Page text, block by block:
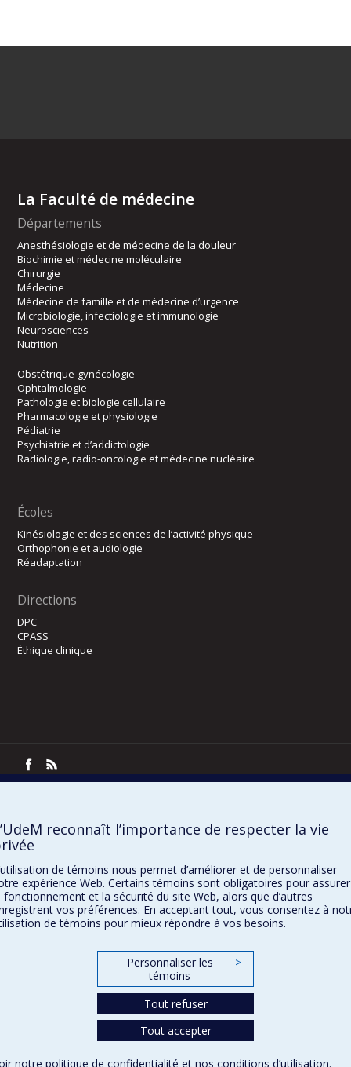
La Faculté de médecine
Départements
Anesthésiologie et de médecine de la douleur
Biochimie et médecine moléculaire
Chirurgie
Médecine
Médecine de famille et de médecine d’urgence
Microbiologie, infectiologie et immunologie
Neurosciences
Nutrition
Obstétrique-gynécologie
Ophtalmologie
Pathologie et biologie cellulaire
Pharmacologie et physiologie
Pédiatrie
Psychiatrie et d’addictologie
Radiologie, radio-oncologie et médecine nucléaire
Écoles
Kinésiologie et des sciences de l’activité physique
Orthophonie et audiologie
Réadaptation
Directions
DPC
CPASS
Éthique clinique
reconnaît l’importance de respecter la vie
de témoins nous permet d’améliorer et de personnaliser
expérience Web. Certains témoins sont obligatoires pour assurer
fonctionnement et la sécurité du site Web, alors que d’autres
vos préférences. En acceptant tout, vous consentez à
de témoins pour mieux répondre à vos besoins.
Personnaliser les
témoins
>
Tout refuser
Tout accepter
notre politique de confidentialité et nos conditions d’utilisation.